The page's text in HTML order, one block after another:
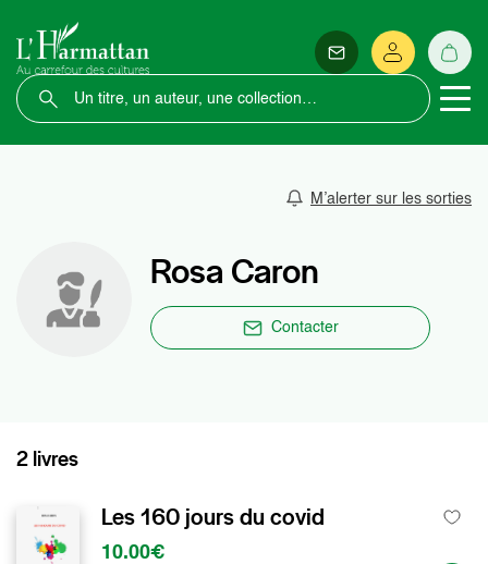
M’alerter sur les sorties
Rosa Caron
Contacter
2 livres
Les 160 jours du covid
10.00€